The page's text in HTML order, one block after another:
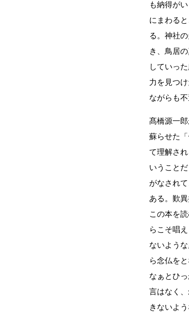
も納得が
にまわる
る。神社
き、鳥居
していっ
力を見つ
ながらも
髙橋源一
蘇らせた
て理解さ
いうこと
がなされ
ある。歎
この本を
らこそ唱
ないよう
ら念仏を
なぁとひ
言はなく
きないよ